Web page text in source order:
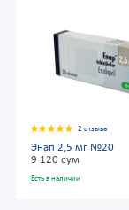
2 отзыва
Энап 2,5 мг №20
9 120 сум
Есть в наличии